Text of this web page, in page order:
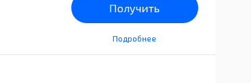
Получить
Подробнее